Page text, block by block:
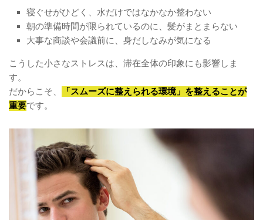
寝ぐせがひどく、水だけではなかなか整わない
朝の準備時間が限られているのに、髪がまとまらない
大事な商談や会議前に、身だしなみが気になる
こうした小さなストレスは、滞在全体の印象にも影響しま
す。
だからこそ、
「スムーズに整えられる環境」を整えることが
重要です。